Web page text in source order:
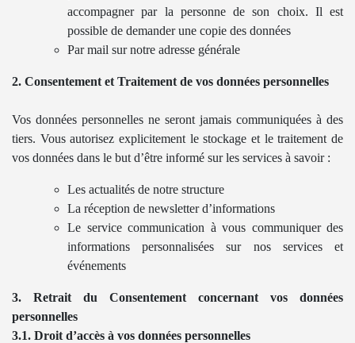
accompagner par la personne de son choix. Il est
possible de demander une copie des données
Par mail sur notre adresse générale
2. Consentement et Traitement de vos données personnelles
Vos données personnelles ne seront jamais communiquées à des
tiers. Vous autorisez explicitement le stockage et le traitement de
vos données dans le but d’être informé sur les services à savoir :
Les actualités de notre structure
La réception de newsletter d’informations
Le service communication à vous communiquer des
informations personnalisées sur nos services et
événements
3. Retrait du Consentement concernant vos données
personnelles
3.1. Droit d’accès à vos données personnelles